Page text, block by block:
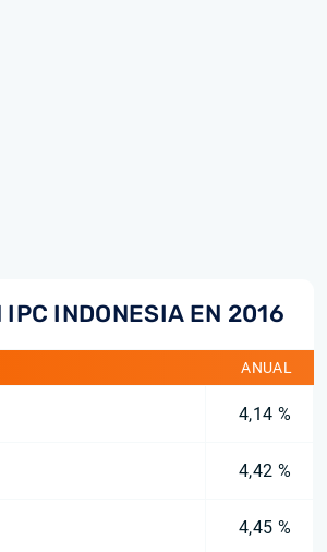
IPC INDONESIA EN 2016
ANUAL
4,14 %
4,42 %
4,45 %